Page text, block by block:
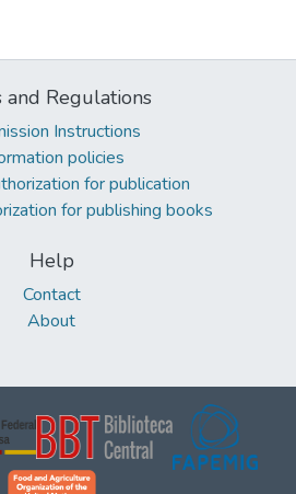
and Regulations
Instructions
policies
for publication
for publishing books
Help
Contact
About